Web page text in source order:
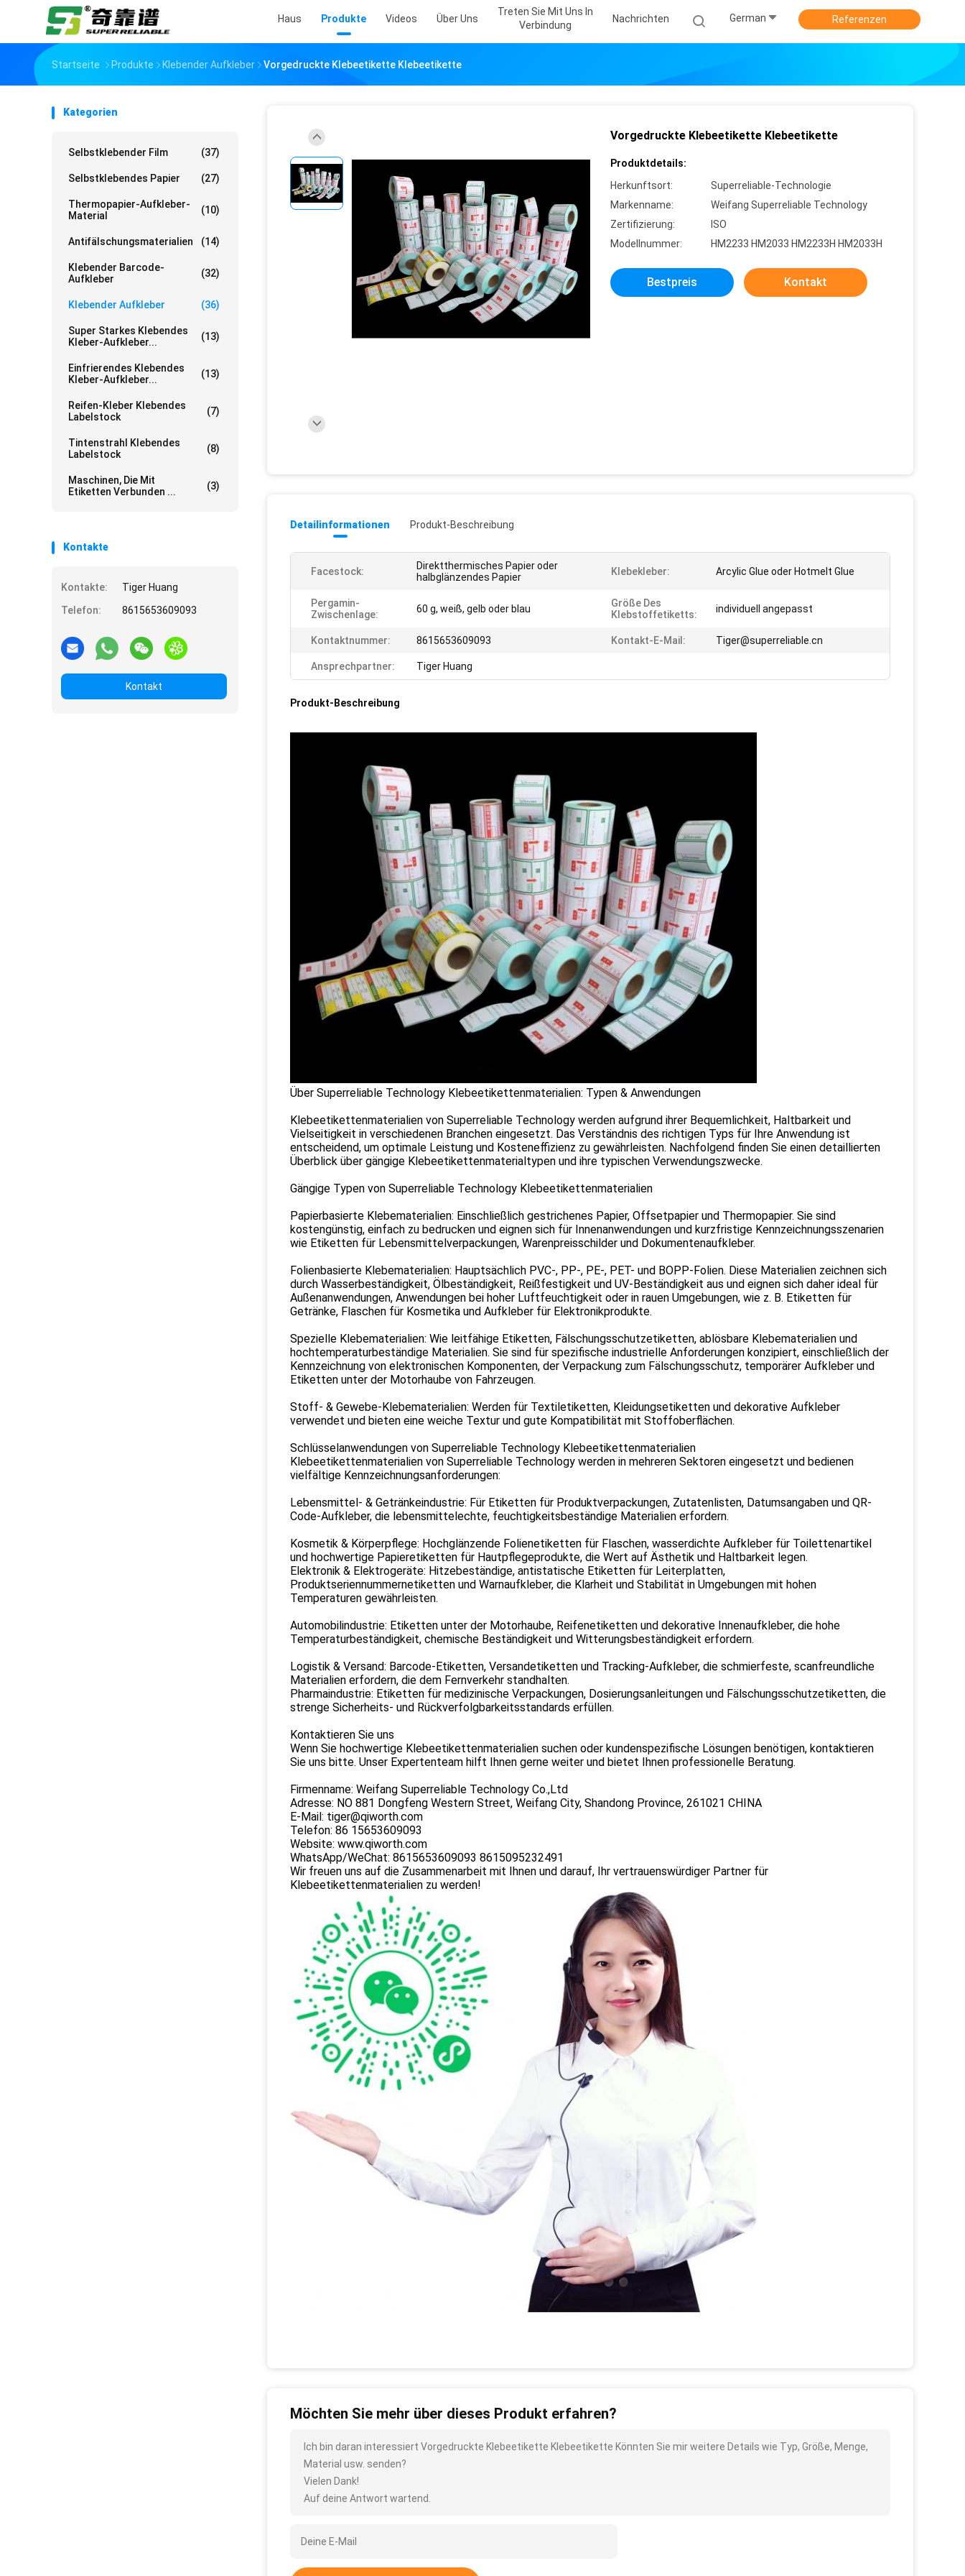
Haus Produkte Videos Über Uns
Treten Sie Mit Uns In
Verbindung
Nachrichten German Referenzen
Startseite Produkte Klebender Aufkleber Vorgedruckte Klebeetikette Klebeetikette
Kategorien
Selbstklebender Film (37)
Selbstklebendes Papier (27)
Thermopapier-Aufkleber-
Material
(10)
Antifälschungsmaterialien (14)
Klebender Barcode-
Aufkleber
(32)
Klebender Aufkleber (36)
Super Starkes Klebendes
Kleber-Aufkleber...
(13)
Einfrierendes Klebendes
Kleber-Aufkleber...
(13)
Reifen-Kleber Klebendes
Labelstock
(7)
Tintenstrahl Klebendes
Labelstock
(8)
Maschinen, Die Mit
Etiketten Verbunden ...
(3)
Kontakte
Kontakte:
Tiger Huang
Telefon:
8615653609093
Kontakt
Vorgedruckte Klebeetikette Klebeetikette
Produktdetails:
Herkunftsort:
Superreliable-Technologie
Markenname:
Weifang Superreliable Technology
Zertifizierung:
ISO
Modellnummer:
HM2233 HM2033 HM2233H HM2033H
Bestpreis Kontakt
Detailinformationen Produkt-Beschreibung
Facestock:
Direktthermisches Papier oder
halbglänzendes Papier
Klebekleber: Arcylic Glue oder Hotmelt Glue
Pergamin-
Zwischenlage:
60 g, weiß, gelb oder blau
Größe Des
Klebstoffetiketts:
individuell angepasst
Kontaktnummer: 8615653609093 Kontakt-E-Mail: Tiger@superreliable.cn
Ansprechpartner: Tiger Huang
Produkt-Beschreibung
Über Superreliable Technology Klebeetikettenmaterialien: Typen & Anwendungen
Klebeetikettenmaterialien von Superreliable Technology werden aufgrund ihrer Bequemlichkeit, Haltbarkeit und
Vielseitigkeit in verschiedenen Branchen eingesetzt. Das Verständnis des richtigen Typs für Ihre Anwendung ist
entscheidend, um optimale Leistung und Kosteneffizienz zu gewährleisten. Nachfolgend finden Sie einen detaillierten
Überblick über gängige Klebeetikettenmaterialtypen und ihre typischen Verwendungszwecke.
Gängige Typen von Superreliable Technology Klebeetikettenmaterialien
Papierbasierte Klebematerialien: Einschließlich gestrichenes Papier, Offsetpapier und Thermopapier. Sie sind
kostengünstig, einfach zu bedrucken und eignen sich für Innenanwendungen und kurzfristige Kennzeichnungsszenarien
wie Etiketten für Lebensmittelverpackungen, Warenpreisschilder und Dokumentenaufkleber.
Folienbasierte Klebematerialien: Hauptsächlich PVC-, PP-, PE-, PET- und BOPP-Folien. Diese Materialien zeichnen sich
durch Wasserbeständigkeit, Ölbeständigkeit, Reißfestigkeit und UV-Beständigkeit aus und eignen sich daher ideal für
Außenanwendungen, Anwendungen bei hoher Luftfeuchtigkeit oder in rauen Umgebungen, wie z. B. Etiketten für
Getränke, Flaschen für Kosmetika und Aufkleber für Elektronikprodukte.
Spezielle Klebematerialien: Wie leitfähige Etiketten, Fälschungsschutzetiketten, ablösbare Klebematerialien und
hochtemperaturbeständige Materialien. Sie sind für spezifische industrielle Anforderungen konzipiert, einschließlich der
Kennzeichnung von elektronischen Komponenten, der Verpackung zum Fälschungsschutz, temporärer Aufkleber und
Etiketten unter der Motorhaube von Fahrzeugen.
Stoff- & Gewebe-Klebematerialien: Werden für Textiletiketten, Kleidungsetiketten und dekorative Aufkleber
verwendet und bieten eine weiche Textur und gute Kompatibilität mit Stoffoberflächen.
Schlüsselanwendungen von Superreliable Technology Klebeetikettenmaterialien
Klebeetikettenmaterialien von Superreliable Technology werden in mehreren Sektoren eingesetzt und bedienen
vielfältige Kennzeichnungsanforderungen:
Lebensmittel- & Getränkeindustrie: Für Etiketten für Produktverpackungen, Zutatenlisten, Datumsangaben und QR-
Code-Aufkleber, die lebensmittelechte, feuchtigkeitsbeständige Materialien erfordern.
Kosmetik & Körperpflege: Hochglänzende Folienetiketten für Flaschen, wasserdichte Aufkleber für Toilettenartikel
und hochwertige Papieretiketten für Hautpflegeprodukte, die Wert auf Ästhetik und Haltbarkeit legen.
Elektronik & Elektrogeräte: Hitzebeständige, antistatische Etiketten für Leiterplatten,
Produktseriennummernetiketten und Warnaufkleber, die Klarheit und Stabilität in Umgebungen mit hohen
Temperaturen gewährleisten.
Automobilindustrie: Etiketten unter der Motorhaube, Reifenetiketten und dekorative Innenaufkleber, die hohe
Temperaturbeständigkeit, chemische Beständigkeit und Witterungsbeständigkeit erfordern.
Logistik & Versand: Barcode-Etiketten, Versandetiketten und Tracking-Aufkleber, die schmierfeste, scanfreundliche
Materialien erfordern, die dem Fernverkehr standhalten.
Pharmaindustrie: Etiketten für medizinische Verpackungen, Dosierungsanleitungen und Fälschungsschutzetiketten, die
strenge Sicherheits- und Rückverfolgbarkeitsstandards erfüllen.
Kontaktieren Sie uns
Wenn Sie hochwertige Klebeetikettenmaterialien suchen oder kundenspezifische Lösungen benötigen, kontaktieren
Sie uns bitte. Unser Expertenteam hilft Ihnen gerne weiter und bietet Ihnen professionelle Beratung.
Firmenname: Weifang Superreliable Technology Co.,Ltd
Adresse: NO 881 Dongfeng Western Street, Weifang City, Shandong Province, 261021 CHINA
E-Mail: tiger@qiworth.com
Telefon: 86 15653609093
Website: www.qiworth.com
WhatsApp/WeChat: 8615653609093 8615095232491
Wir freuen uns auf die Zusammenarbeit mit Ihnen und darauf, Ihr vertrauenswürdiger Partner für
Klebeetikettenmaterialien zu werden!
Möchten Sie mehr über dieses Produkt erfahren?
Ich bin daran interessiert Vorgedruckte Klebeetikette Klebeetikette Könnten Sie mir weitere Details wie Typ, Größe, Menge,
Material usw. senden?
Vielen Dank!
Auf deine Antwort wartend.